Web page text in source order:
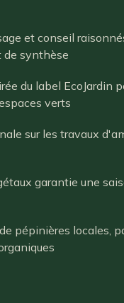
et conseil
synthèse
du label EcoJardin
verts
sur les travaux
garantie une
pépinières locales,